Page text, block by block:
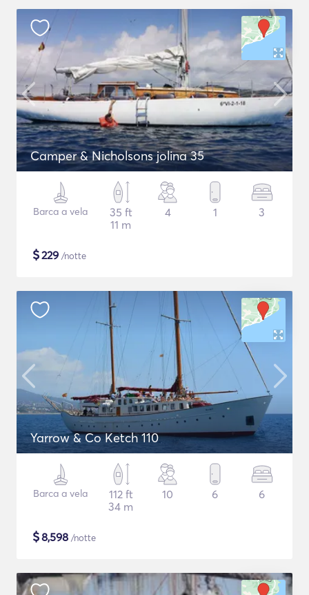
Camper & Nicholsons jolina 35
Barca a vela
35 ft
11 m
4 1 3
$229 /notte
Yarrow & Co Ketch 110
Barca a vela
112 ft
34 m
10 6 6
$8,598 /notte